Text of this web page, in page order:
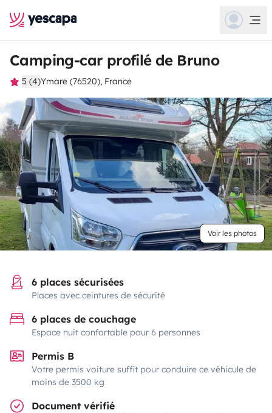
Camping-car profilé de Bruno
5 (4)Ymare (76520), France
Voir les photos
6 places sécurisées
Places avec ceintures de sécurité
6 places de couchage
Espace nuit confortable pour 6 personnes
Permis B
Votre permis voiture suffit pour conduire ce véhicule de
moins de 3500 kg
Document vérifié